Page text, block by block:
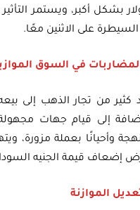
بشكل أكبر، ويستمر
السيطرة على الاثنين معًا.
كثير من تجار الذهب إلى
إلى قيام جهات
وأحيانًا بعملة مزورة،
إضعاف قيمة الجنيه